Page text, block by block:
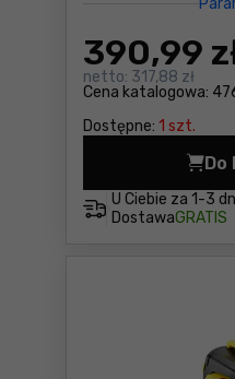
Cena katalogowa:
390,99
netto: 317,88 zł
Dostępne: 1 szt.
U Ciebie za 1-3
DostawaGRATIS
Do